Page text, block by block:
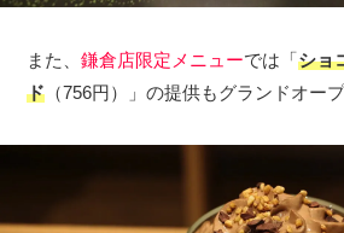
また、鎌倉店限定メニューでは「ショ
ド （756円）」の提供もグランドオー